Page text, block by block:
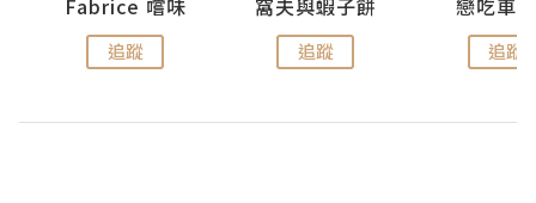
Fabrice 嚐味
追蹤
窩夫與蝦子餅
追蹤
戀吃車
追蹤